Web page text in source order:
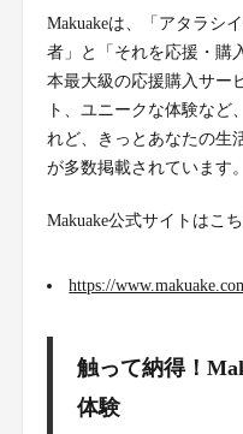
Makuakeは、「アタラシ
者」と「それを応援・購
本最大級の応援購入サー
ト、ユニークな体験など
れど、きっとあなたの生
が多数掲載されています。
Makuake公式サイトはこ
https://
触って納得！
体験